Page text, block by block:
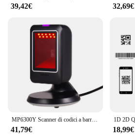
39,42€ 32,69€
41,79€ 18,99€